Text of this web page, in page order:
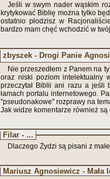
Jeśli w swym nader wąskim
krytykować Biblię można tylko
ostatnio płodzisz w
bardzo mam chęć wchodzić w
zbyszek - Drogi Panie
Nie przeszedłem z Panem na
oraz niski poziom intelektualny
przeczytał Biblii ani razu a jeśli
łamach portalu internetowego.
"pseudonakowe" rozprawy na
Jak widze komentarze również
Filar - ...
Dlaczego Żydzi są pisani z
Mariusz Agnosiewicz - Mała